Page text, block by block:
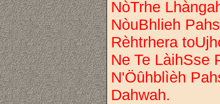
NòTrhe
NòuBhlieh
Rèhtrhera
Ne Te LàihSse
N'Öûhblìèh
Dahwah.